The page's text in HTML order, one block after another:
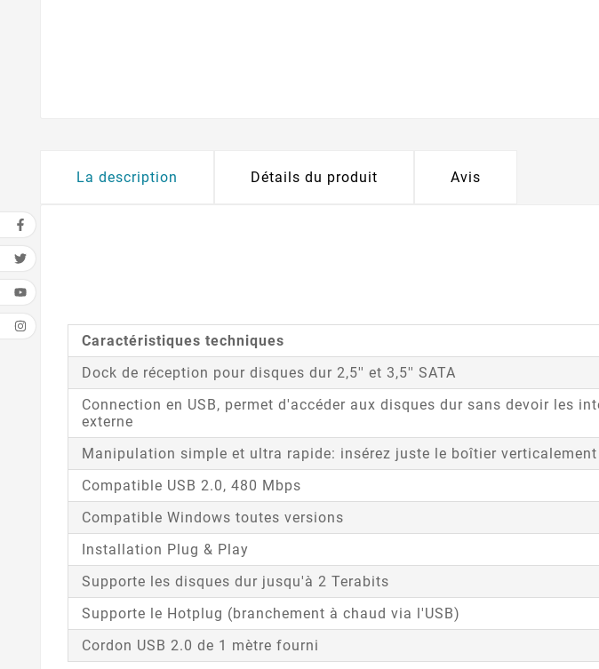
La description Détails du produit Avis
Caractéristiques techniques
Dock de réception pour disques dur 2,5'' et 3,5'' SATA
Connection en USB, permet d'accéder aux disques dur sans devoir les
externe
Manipulation simple et ultra rapide: insérez juste le boîtier
Compatible USB 2.0, 480 Mbps
Compatible Windows toutes versions
Installation Plug & Play
Supporte les disques dur jusqu'à 2 Terabits
Supporte le Hotplug (branchement à chaud via l'USB)
Cordon USB 2.0 de 1 mètre fourni